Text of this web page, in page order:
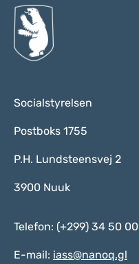
Socialstyrelsen
Postboks 1755
P.H. Lundsteensvej 2
3900 Nuuk
Telefon: (+299) 34 50 00
E-mail: iass@nanoq.gl